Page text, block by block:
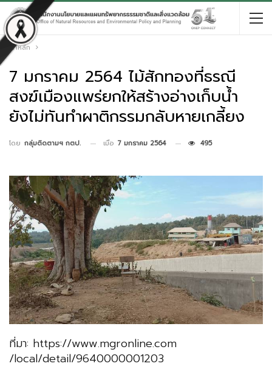
หน้าหลัก
7 มกราคม 2564 ไม้สักทองที่ธรณี
สงฆ์เมืองแพร่ยกให้สร้างอ่างเก็บน้ำ
ยังไม่ทันทำผาติกรรมกลับหายเกลี้ยง
โดย กลุ่มติดตามฯ กตป. เมื่อ 7 มกราคม 2564 495
ที่มา: https://www.mgronline.com
/local/detail/9640000001203